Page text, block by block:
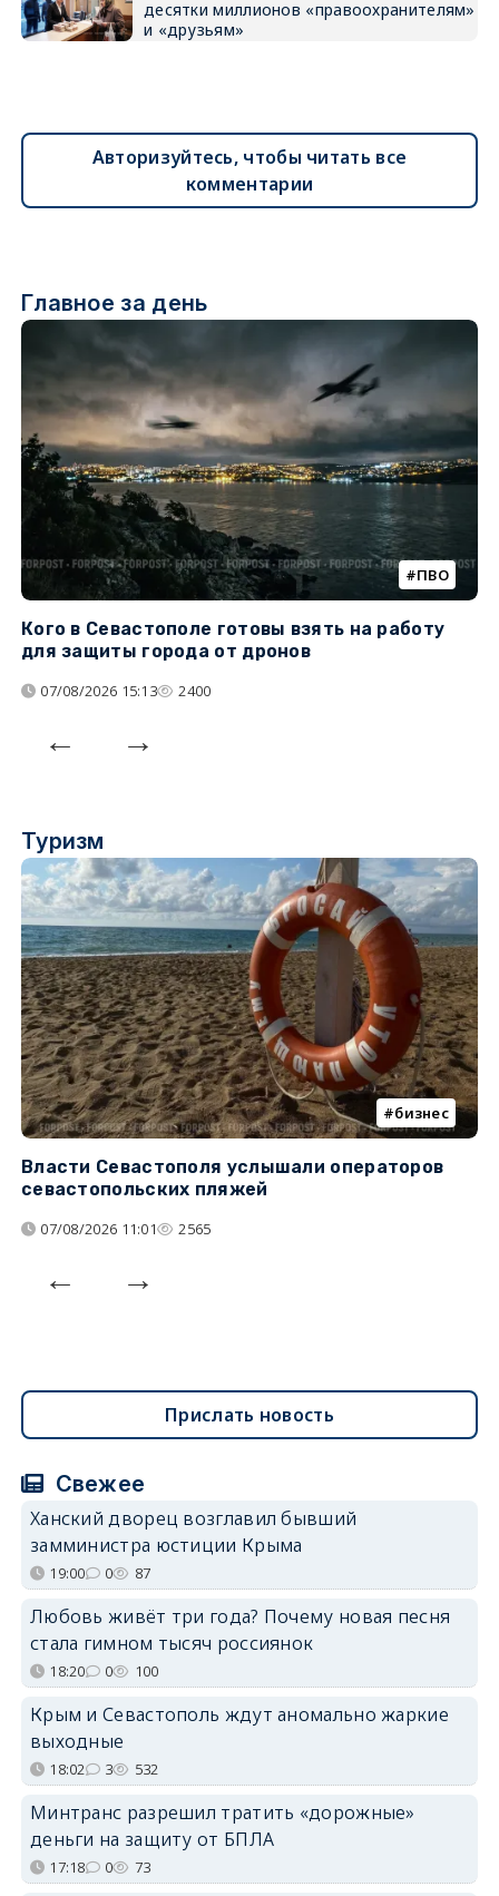
десятки миллионов «правоохранителям»
и «друзьям»
Авторизуйтесь, чтобы читать все
комментарии
Главное за день
ПВО
Кого в Севастополе готовы взять на работу
для защиты города от дронов
07/08/2026 15:13 2400
Туризм
бизнес
Власти Севастополя услышали операторов
севастопольских пляжей
07/08/2026 11:01 2565
Прислать новость
Свежее
Ханский дворец возглавил бывший
замминистра юстиции Крыма
19:00 0 87
Любовь живёт три года? Почему новая песня
стала гимном тысяч россиянок
18:20 0 100
Крым и Севастополь ждут аномально жаркие
выходные
18:02 3 532
Минтранс разрешил тратить «дорожные»
деньги на защиту от БПЛА
17:18 0 73